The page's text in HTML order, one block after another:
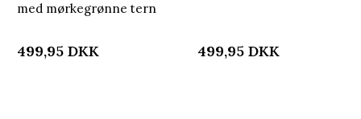
med mørkegrønne tern
499,95 DKK 499,95 DKK